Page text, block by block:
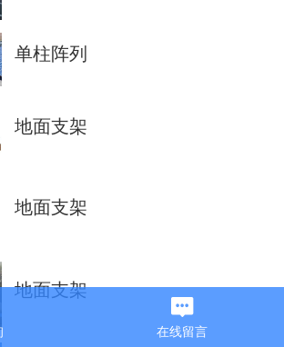
单柱阵列
地面支架
地面支架
地面支架
在线留言